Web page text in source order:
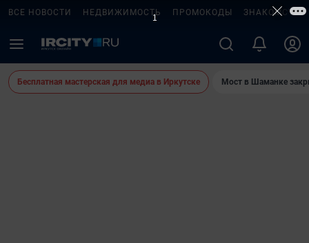
ВСЕ НОВОСТИ НЕДВИЖИМОСТЬ ПРОМОКОДЫ ЗНАКОМСТВА
Бесплатная мастерская для медиа в Иркутске Мост в Шаманке